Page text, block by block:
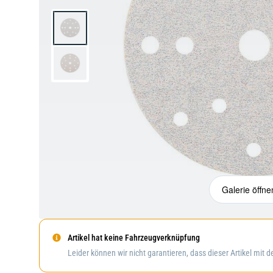
Galerie
Artikel hat keine Fahrzeugverknüpfung
Leider können wir nicht garantieren, dass dieser Artikel mit